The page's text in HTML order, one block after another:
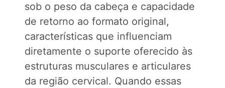
sob o peso da cabeça e capacidade
de retorno ao formato original,
características que influenciam
diretamente o suporte oferecido às
estruturas musculares e articulares
da região cervical. Quando essas